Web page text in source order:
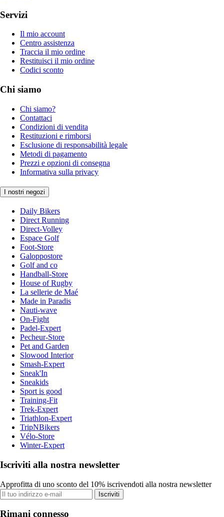
Servizi
Il mio account
Centro assistenza
Traccia il mio ordine
Restituisci il mio ordine
Codici sconto
Chi siamo
Chi siamo?
Contattaci
Condizioni di vendita
Restituzioni e rimborsi
Esclusione di responsabilità legale
Metodi di pagamento
Prezzi e opzioni di consegna
Informativa sulla privacy
I nostri negozi
Daily Bikers
Direct Running
Direct-Volley
Espace Golf
Foot-Store
Galoppostore
Golf and co
Handball-Store
House of Rugby
La sellerie de Maé
Made in Paradis
Nauti-wave
On-Fight
Padel-Expert
Pecheur-Store
Pet and Garden
Slowood Interior
Smash-Expert
Sneak'In
Sneakids
Sport is good
Training-Fit
Trek-Expert
Triathlon-Expert
TripNBikers
Vélo-Store
Winter-Expert
Iscriviti alla nostra newsletter
Approfitta di uno sconto del 10% iscrivendoti alla nostra newsletter
Iscriviti
Rimani connesso